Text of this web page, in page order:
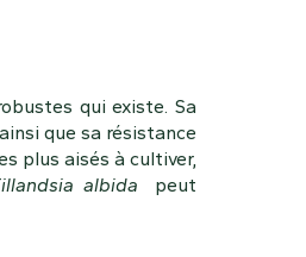
qui existe. Sa
que sa résistance
plus aisés à cultiver,
albida peut